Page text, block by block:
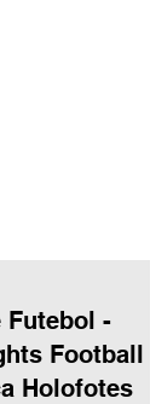
Futebol -
Football
Holofotes